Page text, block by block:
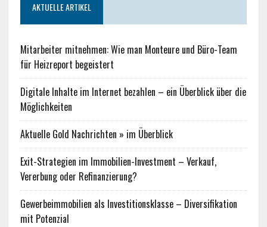
AKTUELLE ARTIKEL
Mitarbeiter mitnehmen: Wie man Monteure und Büro-Team
für Heizreport begeistert
Digitale Inhalte im Internet bezahlen – ein Überblick über die
Möglichkeiten
Aktuelle Gold Nachrichten » im Überblick
Exit-Strategien im Immobilien-Investment – Verkauf,
Vererbung oder Refinanzierung?
Gewerbeimmobilien als Investitionsklasse – Diversifikation
mit Potenzial